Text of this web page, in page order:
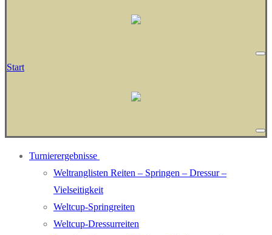
Start
Turnierergebnisse
Weltranglisten Reiten – Springen – Dressur –
Vielseitigkeit
Weltcup-Springreiten
Weltcup-Dressurreiten